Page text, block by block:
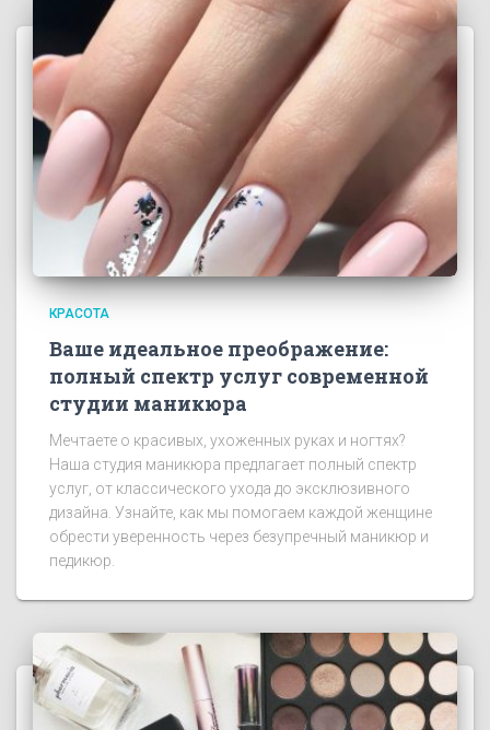
КРАСОТА
Ваше идеальное преображение:
полный спектр услуг современной
студии маникюра
Мечтаете о красивых, ухоженных руках и ногтях?
Наша студия маникюра предлагает полный спектр
услуг, от классического ухода до эксклюзивного
дизайна. Узнайте, как мы помогаем каждой женщине
обрести уверенность через безупречный маникюр и
педикюр.